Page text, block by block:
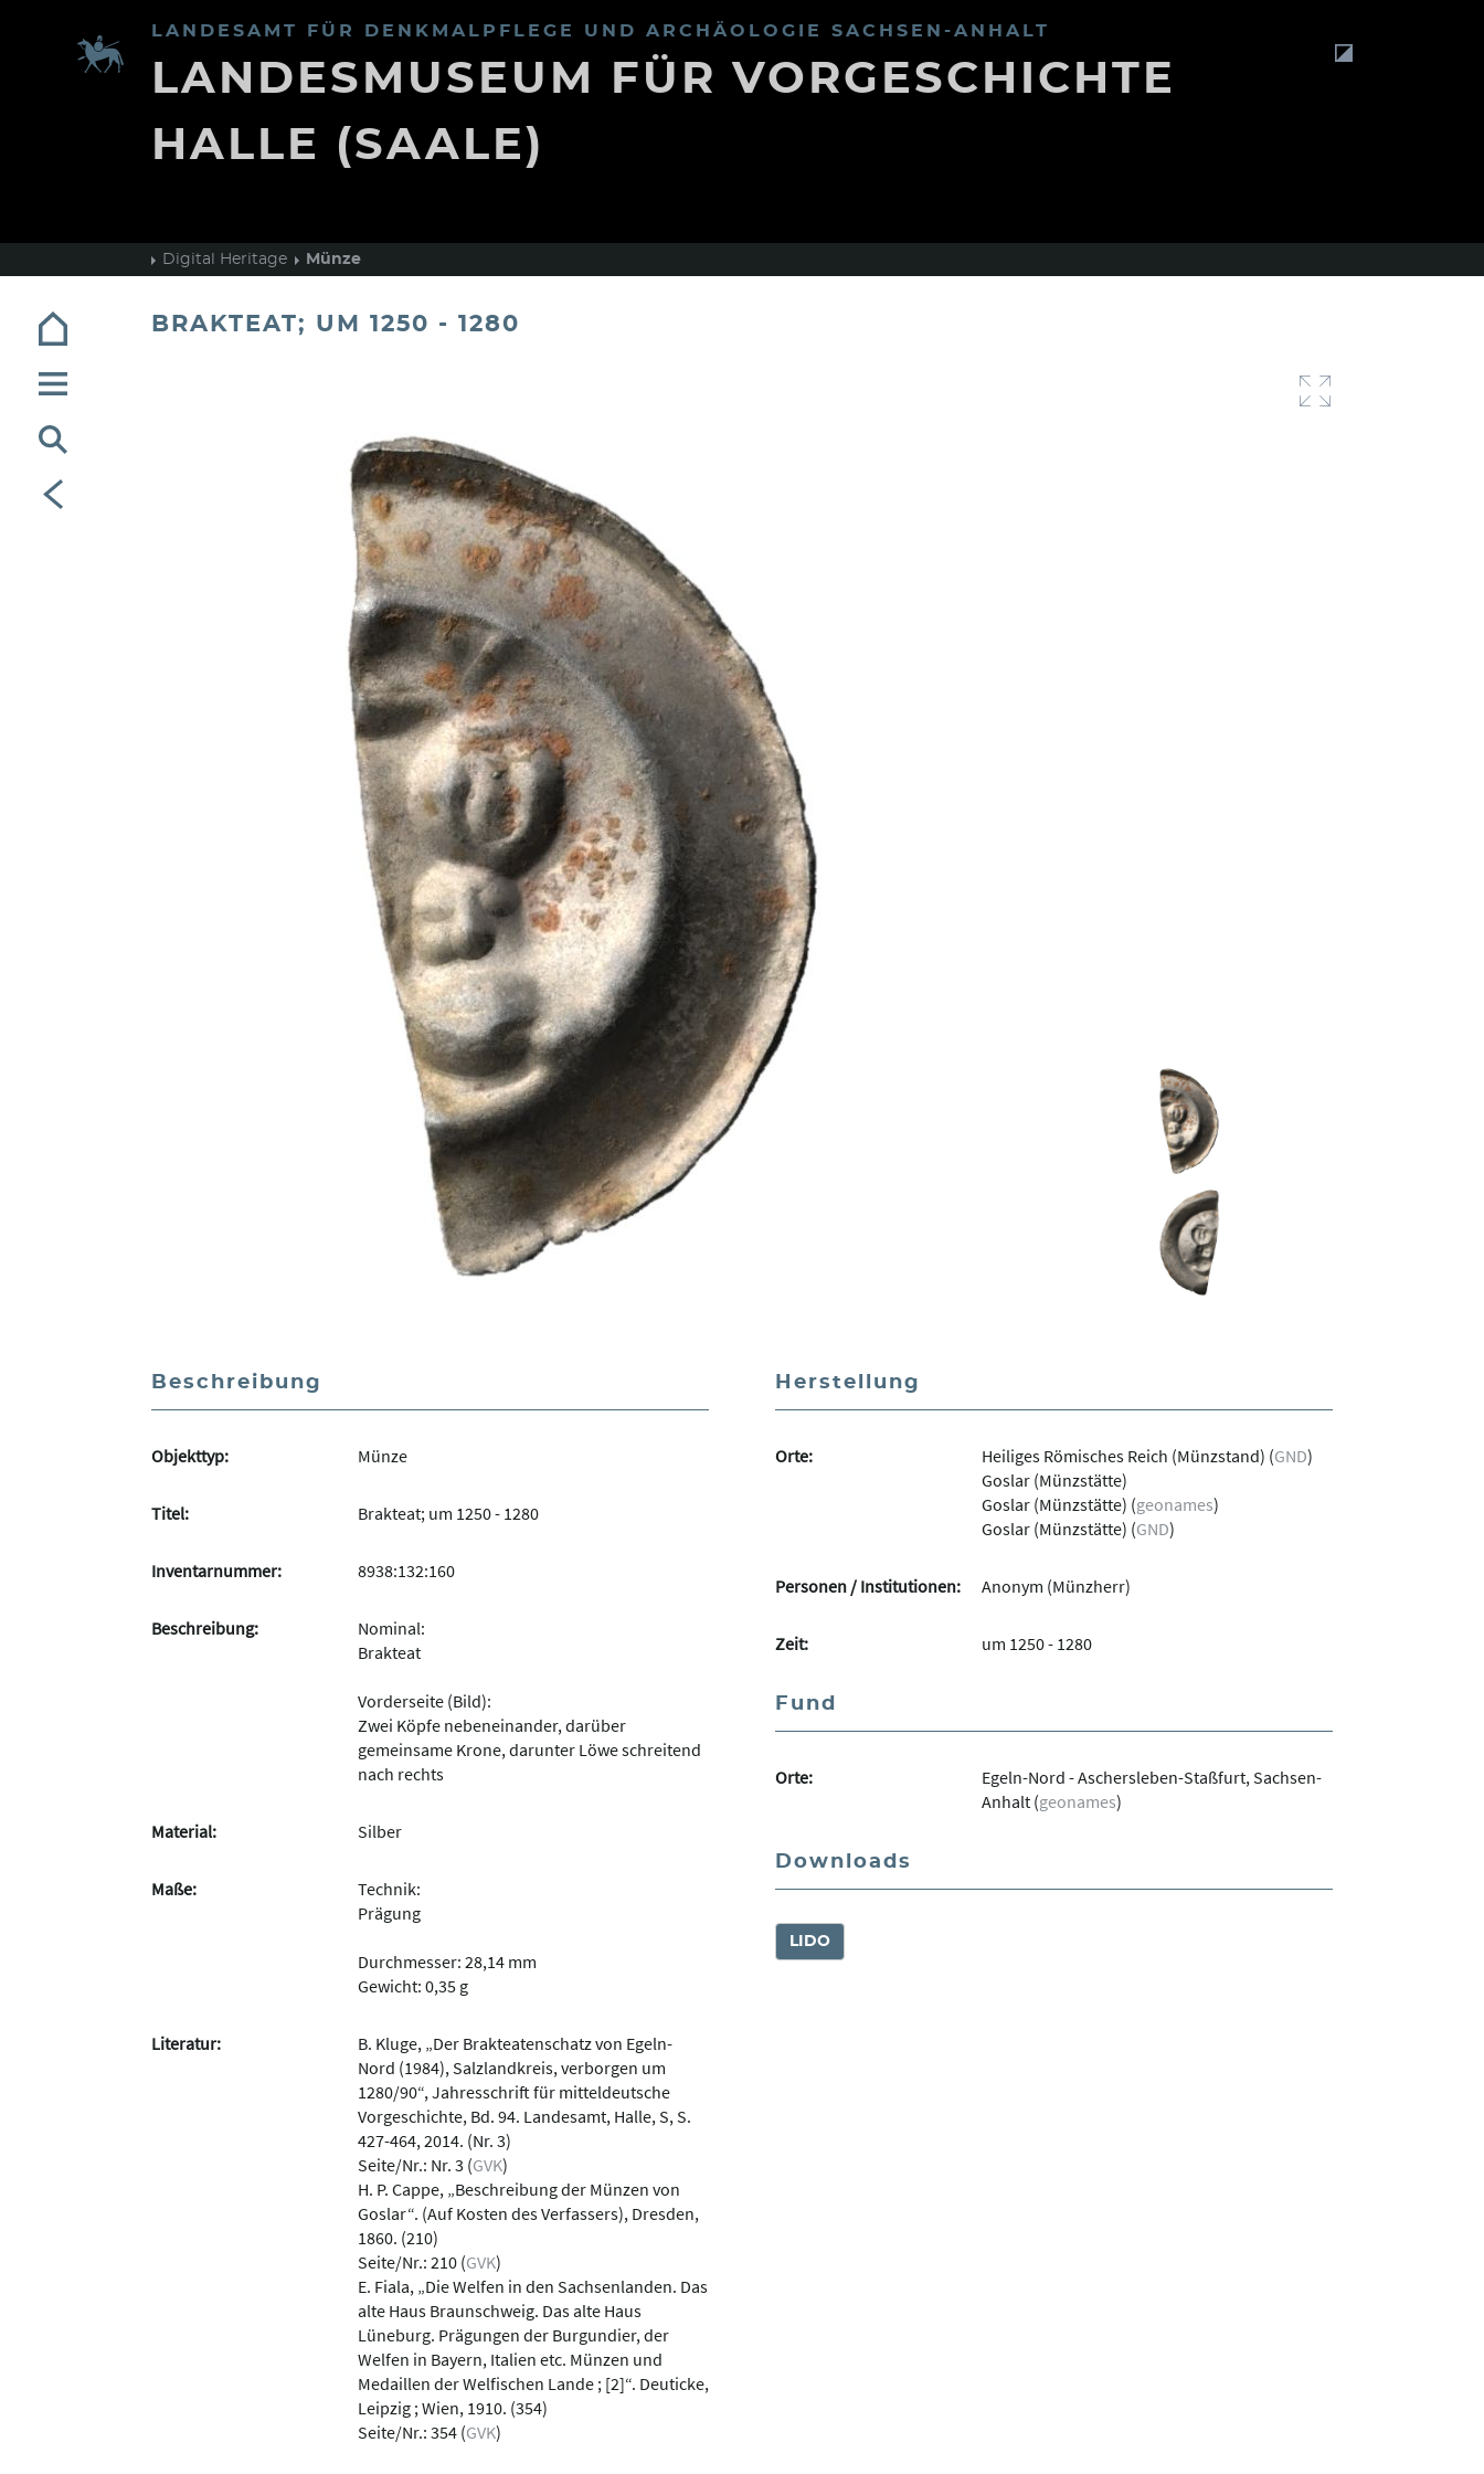
LANDESAMT FÜR DENKMALPFLEGE UND ARCHÄOLOGIE SACHSEN-ANHALT
LANDESMUSEUM FÜR VORGESCHICHTE
HALLE (SAALE)
Digital Heritage Münze
BRAKTEAT; UM 1250 - 1280
Beschreibung
Objekttyp: Münze
Titel: Brakteat; um 1250 - 1280
Inventarnummer: 8938:132:160
Beschreibung:
Nominal:
Brakteat
Vorderseite (Bild):
Zwei Köpfe nebeneinander, darüber
gemeinsame Krone, darunter Löwe schreitend
nach rechts
Material: Silber
Maße:
Technik:
Prägung
Durchmesser: 28,14 mm
Gewicht: 0,35 g
Literatur:
B. Kluge, „Der Brakteatenschatz von Egeln-
Nord (1984), Salzlandkreis, verborgen um
1280/90“, Jahresschrift für mitteldeutsche
Vorgeschichte, Bd. 94. Landesamt, Halle, S, S.
427-464, 2014. (Nr. 3)
Seite/Nr.: Nr. 3 (GVK)
H. P. Cappe, „Beschreibung der Münzen von
Goslar“. (Auf Kosten des Verfassers), Dresden,
1860. (210)
Seite/Nr.: 210 (GVK)
E. Fiala, „Die Welfen in den Sachsenlanden. Das
alte Haus Braunschweig. Das alte Haus
Lüneburg. Prägungen der Burgundier, der
Welfen in Bayern, Italien etc. Münzen und
Medaillen der Welfischen Lande ; [2]“. Deuticke,
Leipzig ; Wien, 1910. (354)
Seite/Nr.: 354 (GVK)
Herstellung
Orte: Heiliges Römisches Reich (Münzstand) (GND)
Goslar (Münzstätte)
Goslar (Münzstätte) (geonames)
Goslar (Münzstätte) (GND)
Personen / Institutionen: Anonym (Münzherr)
Zeit: um 1250 - 1280
Fund
Orte:
Egeln-Nord - Aschersleben-Staßfurt, Sachsen-
Anhalt (geonames)
Downloads
LIDO